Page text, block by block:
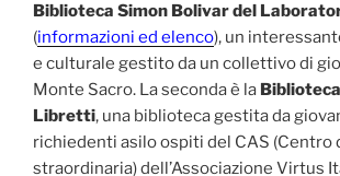
Biblioteca Simon Bolivar del
(informazioni ed elenco), un
e culturale gestito da un collettivo di
Monte Sacro. La seconda è la
Libretti, una biblioteca gestita da
richiedenti asilo ospiti del CAS (Centro
straordinaria) dell’Associazione Virtus